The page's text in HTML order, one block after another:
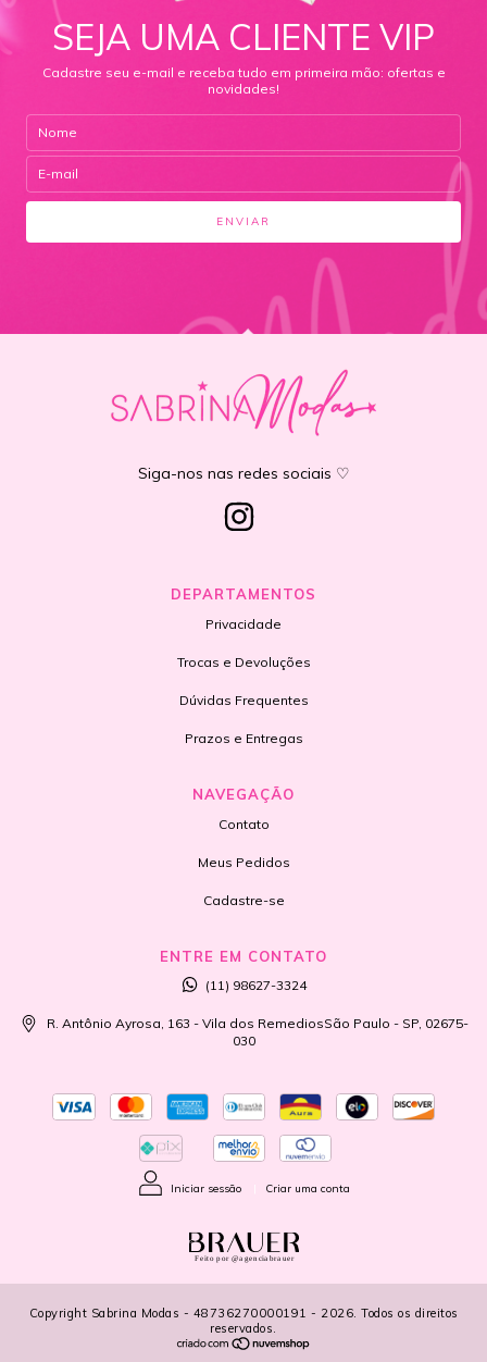
SEJA UMA CLIENTE VIP
Cadastre seu e-mail e receba tudo em primeira mão: ofertas e
novidades!
Siga-nos nas redes sociais ♡
DEPARTAMENTOS
Privacidade
Trocas e Devoluções
Dúvidas Frequentes
Prazos e Entregas
NAVEGAÇÃO
Contato
Meus Pedidos
Cadastre-se
ENTRE EM CONTATO
(11) 98627-3324
R. Antônio Ayrosa, 163 - Vila dos RemediosSão Paulo - SP, 02675-
030
Iniciar sessão Criar uma conta
Feito por @agenciabrauer
Copyright Sabrina Modas - 48736270000191 - 2026. Todos os direitos
reservados.